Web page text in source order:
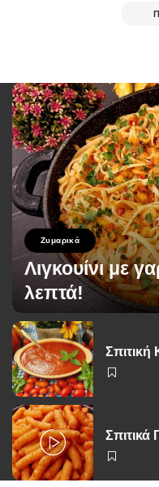
Ζυμαρικά
Λιγκουίνι με
λεπτά!
Posted
by
George Zolis 26 Νοεμβρίου
Σπιτική
Σπιτικά